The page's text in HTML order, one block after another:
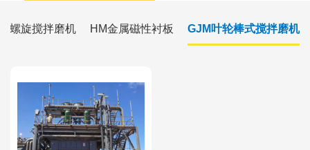
螺旋搅拌磨机 HM金属磁性衬板 GJM叶轮棒式搅拌磨机